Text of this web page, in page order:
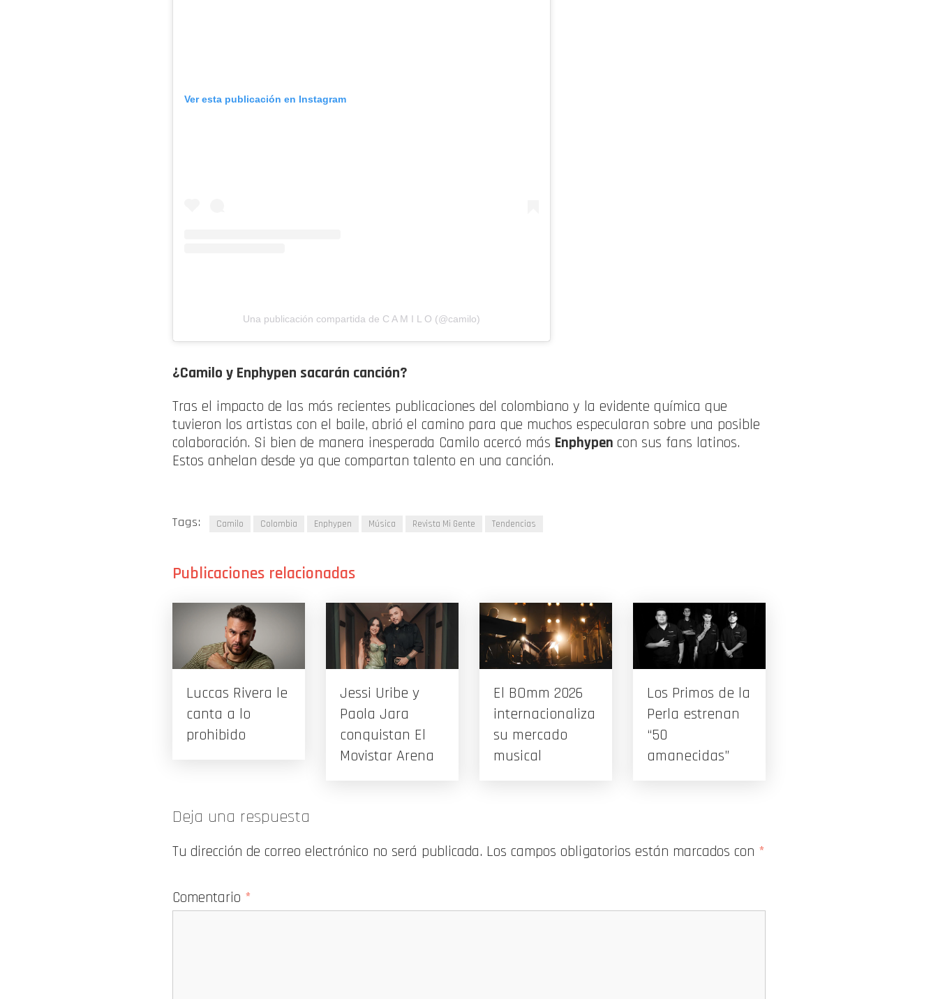
Ver esta publicación en Instagram
Una publicación compartida de C A M I L O (@camilo)
¿Camilo y Enphypen sacarán canción?
Tras el impacto de las más recientes publicaciones del colombiano y la evidente química que
tuvieron los artistas con el baile, abrió el camino para que muchos especularan sobre una posible
colaboración. Si bien de manera inesperada Camilo acercó más Enphypen con sus fans latinos.
Estos anhelan desde ya que compartan talento en una canción.
Tags: Camilo Colombia Enphypen Música Revista Mi Gente Tendencias
Luccas Rivera le
canta a lo
prohibido
Jessi Uribe y
Paola Jara
conquistan El
Movistar Arena
El BOmm 2026
internacionaliza
su mercado
musical
Los Primos de la
Perla estrenan
“50
amanecidas”
Deja una respuesta
Tu dirección de correo electrónico no será publicada. Los campos obligatorios están marcados con *
Comentario *